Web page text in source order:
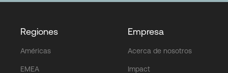
Regiones
Américas
EMEA
Empresa
Acerca de nosotros
Impact